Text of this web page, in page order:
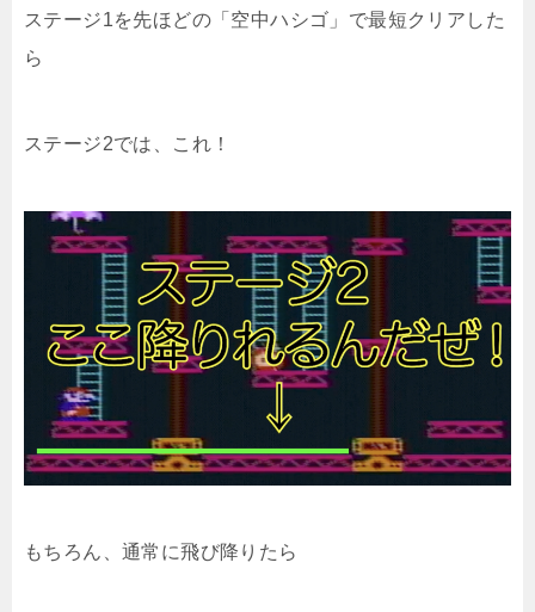
ステージ1を先ほどの「空中ハシゴ」で最短クリアした
ら
ステージ2では、これ！
もちろん、通常に飛び降りたら